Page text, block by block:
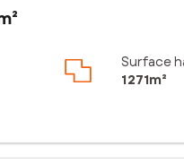
Surface
1 271m²